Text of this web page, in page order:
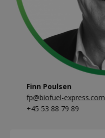
Finn Poulsen
fp@biofuel-express.com
+45 53 88 79 89